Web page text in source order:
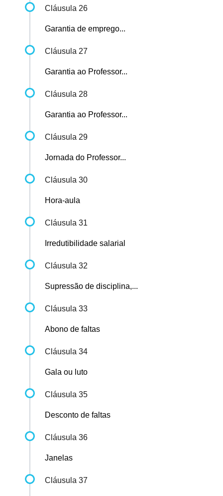
Cláusula 26
Garantia de emprego...
Cláusula 27
Garantia ao Professor...
Cláusula 28
Garantia ao Professor...
Cláusula 29
Jornada do Professor...
Cláusula 30
Hora-aula
Cláusula 31
Irredutibilidade salarial
Cláusula 32
Supressão de disciplina,...
Cláusula 33
Abono de faltas
Cláusula 34
Gala ou luto
Cláusula 35
Desconto de faltas
Cláusula 36
Janelas
Cláusula 37